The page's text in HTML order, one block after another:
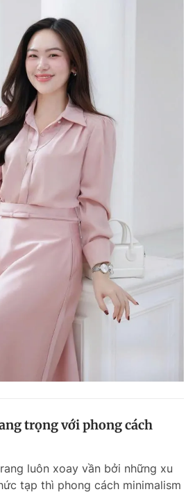
trọng với phong cách
luôn xoay vần bởi những xu
tạp thì phong cách minimalism